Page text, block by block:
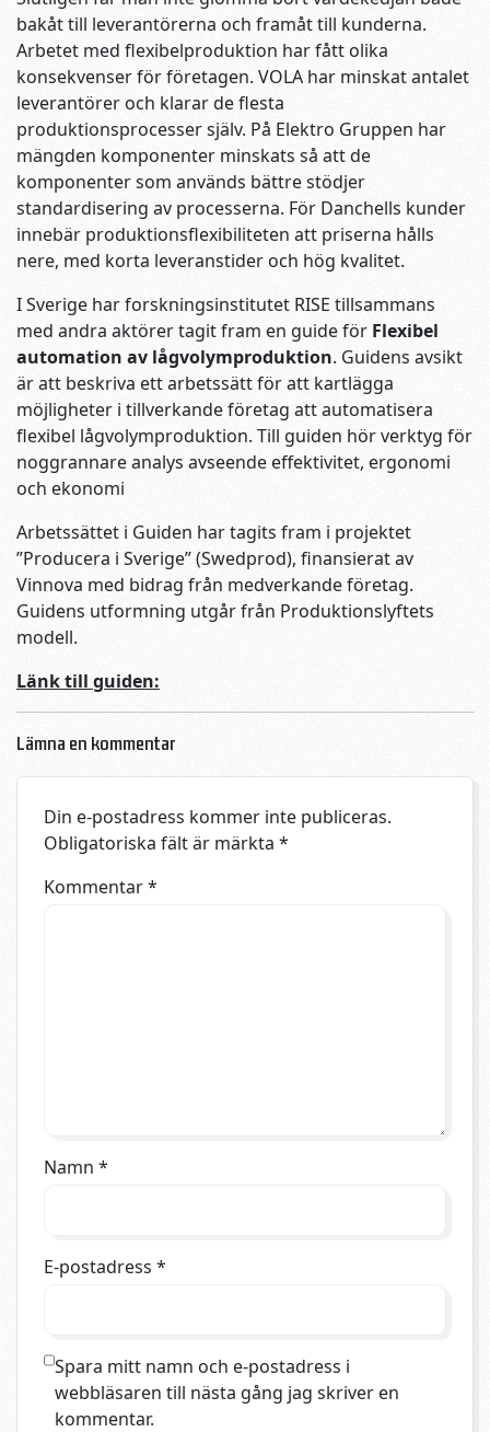
bakåt till leverantörerna och framåt till kunderna.
Arbetet med flexibelproduktion har fått olika
konsekvenser för företagen. VOLA har minskat antalet
leverantörer och klarar de flesta
produktionsprocesser själv. På Elektro Gruppen har
mängden komponenter minskats så att de
komponenter som används bättre stödjer
standardisering av processerna. För Danchells kunder
innebär produktionsflexibiliteten att priserna hålls
nere, med korta leveranstider och hög kvalitet.
I Sverige har forskningsinstitutet RISE tillsammans
med andra aktörer tagit fram en guide för Flexibel
automation av lågvolymproduktion. Guidens avsikt
är att beskriva ett arbetssätt för att kartlägga
möjligheter i tillverkande företag att automatisera
flexibel lågvolymproduktion. Till guiden hör verktyg för
noggrannare analys avseende effektivitet, ergonomi
och ekonomi
Arbetssättet i Guiden har tagits fram i projektet
”Producera i Sverige” (Swedprod), finansierat av
Vinnova med bidrag från medverkande företag.
Guidens utformning utgår från Produktionslyftets
modell.
Länk till guiden:
Lämna en kommentar
Din e-postadress kommer inte publiceras.
Obligatoriska fält är märkta *
Kommentar*
Namn *
E-postadress *
Spara mitt namn och e-postadress i
webbläsaren till nästa gång jag skriver en
kommentar.